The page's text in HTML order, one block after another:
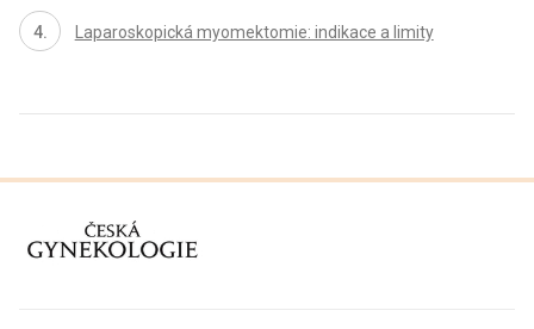
Laparoskopická myomektomie: indikace a limity
proLékaře.cz